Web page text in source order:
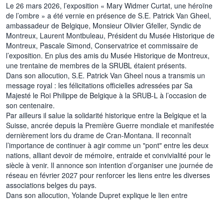
Le 26 mars 2026, l’exposition « Mary Widmer Curtat, une héroïne
de l’ombre » a été vernie en présence de S.E. Patrick Van Gheel,
ambassadeur de Belgique, Monsieur Olivier Gfeller, Syndic de
Montreux, Laurent Montbuleau, Président du Musée Historique de
Montreux, Pascale Simond, Conservatrice et commissaire de
l’exposition. En plus des amis du Musée Historique de Montreux,
une trentaine de membres de la SRUBL étaient présents.
Dans son allocution, S.E. Patrick Van Gheel nous a transmis un
message royal : les félicitations officielles adressées par Sa
Majesté le Roi Philippe de Belgique à la SRUB-L à l’occasion de
son centenaire.
Par ailleurs il salue la solidarité historique entre la Belgique et la
Suisse, ancrée depuis la Première Guerre mondiale et manifestée
dernièrement lors du drame de Cran-Montana. Il reconnaît
l’importance de continuer à agir comme un "pont" entre les deux
nations, alliant devoir de mémoire, entraide et convivialité pour le
siècle à venir. Il annonce son intention d’organiser une journée de
réseau en février 2027 pour renforcer les liens entre les diverses
associations belges du pays.
Dans son allocution, Yolande Dupret explique le lien entre